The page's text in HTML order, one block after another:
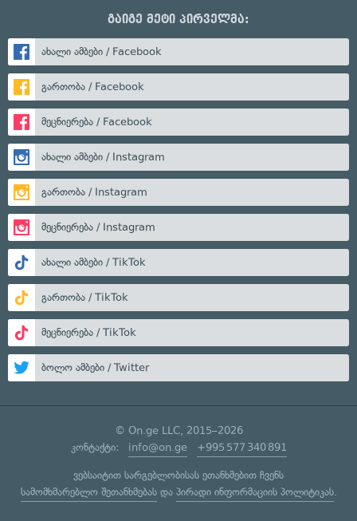
გაიგე მეტი პირველმა:
ახალი ამბები / Facebook
გართობა / Facebook
მეცნიერება / Facebook
ახალი ამბები / Instagram
გართობა / Instagram
მეცნიერება / Instagram
ახალი ამბები / TikTok
გართობა / TikTok
მეცნიერება / TikTok
ბოლო ამბები / Twitter
© On.ge LLC, 2015–2026
კონტაქტი: info@on.ge +995 577 340 891
ვებსაიტით სარგებლობისას ეთანხმებით ჩვენს
სამომხმარებლო შეთანხმებასდა პირადი ინფორმაციის პოლიტიკას.